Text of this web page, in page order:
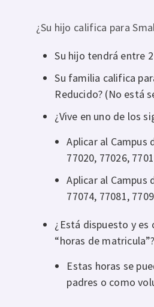
¿Su hijo califica para
Su hijo tendrá entre
Su familia califica
Reducido? (No está
¿Vive en uno de los
Aplicar al Campus
77020, 77026,
Aplicar al Campus
77074, 77081,
¿Está dispuesto y es
“horas de matricula”?
Estas horas se
padres o como